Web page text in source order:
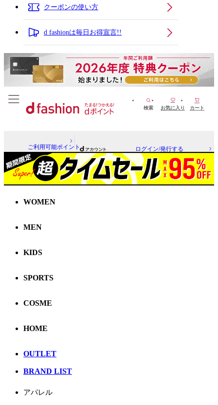
クーポンの使い方
d fashionは毎日お得宣言!!
検索 お気に入り カート
ご利用可能ポイント ログイン/発行する
WOMEN
MEN
KIDS
SPORTS
COSME
HOME
OUTLET
BRAND LIST
アパレル